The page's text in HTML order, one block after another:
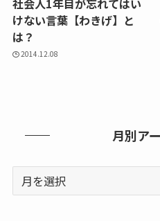
社会人1年目が忘れてはい
けない言葉【わきげ】と
は？
2014.12.08
月別ア